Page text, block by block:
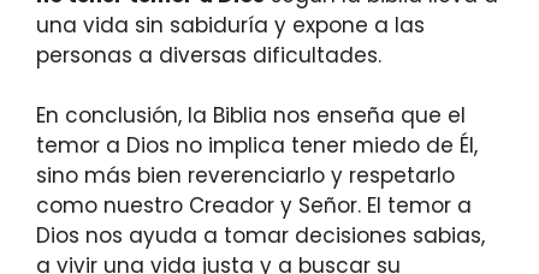
una vida sin sabiduría y expone a las
personas a diversas dificultades.
En conclusión, la Biblia nos enseña que el
temor a Dios no implica tener miedo de Él,
sino más bien reverenciarlo y respetarlo
como nuestro Creador y Señor. El temor a
Dios nos ayuda a tomar decisiones sabias,
a vivir una vida justa y a buscar su